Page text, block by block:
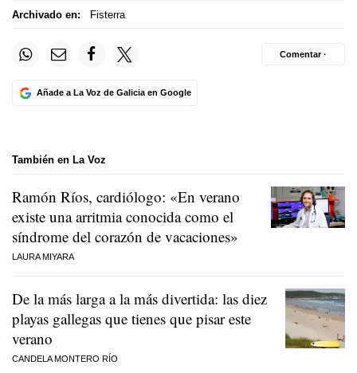
Archivado en: Fisterra
Añade a La Voz de Galicia en Google
Comentar ·
También en La Voz
Ramón Ríos, cardiólogo: «En verano
existe una arritmia conocida como el
síndrome del corazón de vacaciones»
LAURA MIYARA
De la más larga a la más divertida: las diez
playas gallegas que tienes que pisar este
verano
CANDELA MONTERO RÍO